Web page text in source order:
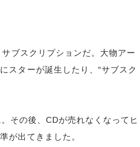
ブスクリプションだ。大物アー
スターが誕生したり、“サブスク
その後、CDが売れなくなってヒ
が出てきました。